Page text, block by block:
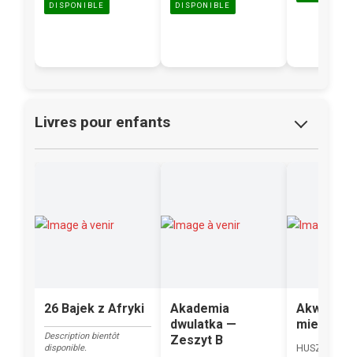
DISPONIBLE DISPONIBLE
Livres pour enfants
26 Bajek z Afryki
Description bientôt
disponible.
Akademia
dwulatka —
Zeszyt B
HUSZCZ